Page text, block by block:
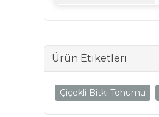
Ürün Etiketleri
Çiçekli Bitki Tohumu